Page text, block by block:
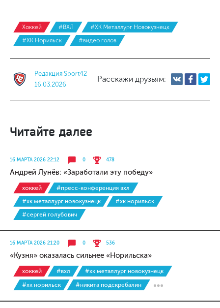
Хоккей #ВХЛ
#ХК Металлург Новокузнецк
#ХК Норильск
#видео голов
Редакция Sport42
16.03.2026
Расскажи друзьям:
Читайте далее
16 МАРТА 2026 22:12 0 478
Андрей Лунёв: «Заработали эту победу»
хоккей
#пресс-конференция вхл
#хк металлург новокузнецк
#хк норильск
#сергей голубович
16 МАРТА 2026 21:20 0 536
«Кузня» оказалась сильнее «Норильска»
хоккей #вхл
#хк металлург новокузнецк
#хк норильск
#никита подскребалин